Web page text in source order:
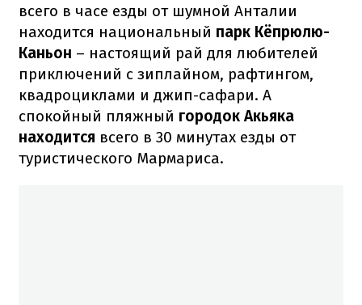
всего в часе езды от шумной Анталии
находится национальный парк Кёпрюлю-
Каньон – настоящий рай для любителей
приключений с зиплайном, рафтингом,
квадроциклами и джип-сафари. А
спокойный пляжный городок Акьяка
находится всего в 30 минутах езды от
туристического Мармариса.